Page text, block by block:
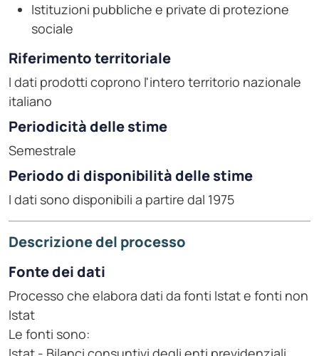
Istituzioni pubbliche e private di protezione
sociale
Riferimento territoriale
I dati prodotti coprono l'intero territorio nazionale
italiano
Periodicità delle stime
Semestrale
Periodo di disponibilità delle stime
I dati sono disponibili a partire dal 1975
Descrizione del processo
Fonte dei dati
Processo che elabora dati da fonti Istat e fonti non
Istat
Le fonti sono: